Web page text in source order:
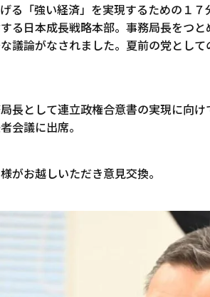
る「強い経済」を実現するための１
る日本成長戦略本部。事務局長をつ
議論がなされました。夏前の党とし
長として連立政権合意書の実現に向
会議に出席。
がお越しいただき意見交換。